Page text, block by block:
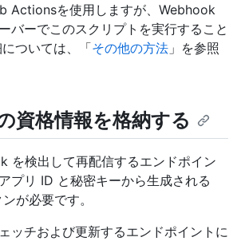
Actionsを使用しますが、Webhook
バーでこのスクリプトを実行すること
ついては、「その他の方法 」を参照
資格情報を格納する
を検出して再配信するエンドポイン
プリ ID と秘密キーから生成される
が必要です。
ッチおよび更新するエンドポイントに